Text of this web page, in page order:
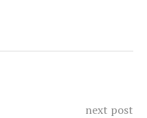
next post